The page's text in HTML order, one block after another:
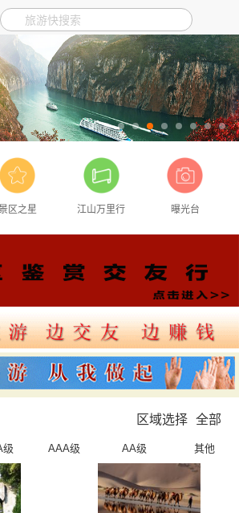
旅游快搜索
区之星 江山万里行 曝光台
区域选择 全部
级 AAA级 AA级 其他